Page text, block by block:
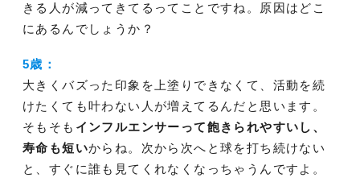
きる人が減ってきてるってことですね。原因はどこ
にあるんでしょうか？
5歳：
大きくバズった印象を上塗りできなくて、活動を続
けたくても叶わない人が増えてるんだと思います。
そもそも インフルエンサーって飽きられやすいし、
寿命も短いからね。次から次へと球を打ち続けない
と、すぐに誰も見てくれなくなっちゃうんですよ。